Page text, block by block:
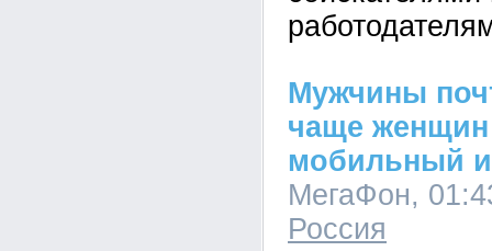
Мужчины
чаще женщин
мобильный
МегаФон,
Россия